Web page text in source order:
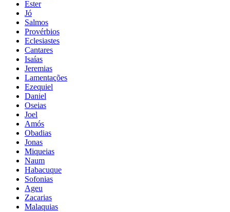
Ester
Jó
Salmos
Provérbios
Eclesiastes
Cantares
Isaías
Jeremias
Lamentações
Ezequiel
Daniel
Oseias
Joel
Amós
Obadias
Jonas
Miqueias
Naum
Habacuque
Sofonias
Ageu
Zacarias
Malaquias